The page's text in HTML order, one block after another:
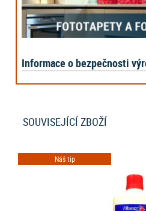
Informace o bezpečnosti
SOUVISEJÍCÍ ZBOŽÍ
Náš tip